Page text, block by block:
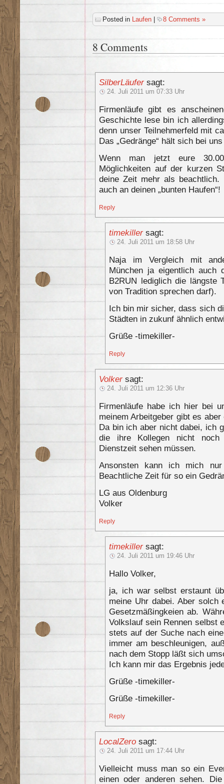
Posted in Laufen | 8 Comments »
8 Comments
SilberLäufer sagt:
24. Juli 2011 um 07:33 Uhr
Firmenläufe gibt es
Geschichte lese bin ich
denn unser Teilnehmerfeld mit
Das „Gedränge“ hält sich bei
Wenn man jetzt eure
Möglichkeiten auf der kurzen
deine Zeit mehr als
auch an deinen „bunten Haufen“!
Reply
timekiller sagt:
24. Juli 2011 um 18:58 Uhr
Naja im Vergleich mit
München ja eigentlich
B2RUN lediglich die längste
von Tradition sprechen darf).
Ich bin mir sicher, dass sich
Städten in zukunf ähnlich
Grüße -timekiller-
Reply
Volker sagt:
24. Juli 2011 um 12:36 Uhr
Firmenläufe habe ich hier bei
meinem Arbeitgeber gibt es
Da bin ich aber nicht dabei, ich
die ihre Kollegen nicht noch
Dienstzeit sehen müssen.
Ansonsten kann ich mich nur
Beachtliche Zeit für so ein
LG aus Oldenburg
Volker
Reply
timekiller sagt:
24. Juli 2011 um 19:46 Uhr
Hallo Volker,
ja, ich war selbst erstaunt
meine Uhr dabei. Aber solch
Gesetzmäßingkeien ab.
Volkslauf sein Rennen selbst
stets auf der Suche nach
immer am beschleunigen,
nach dem Stopp läßt sich
Ich kann mir das Ergebnis
Grüße -timekiller-
Grüße -timekiller-
Reply
LocalZero sagt:
24. Juli 2011 um 17:44 Uhr
Vielleicht muss man so ein
einen oder anderen sehen.